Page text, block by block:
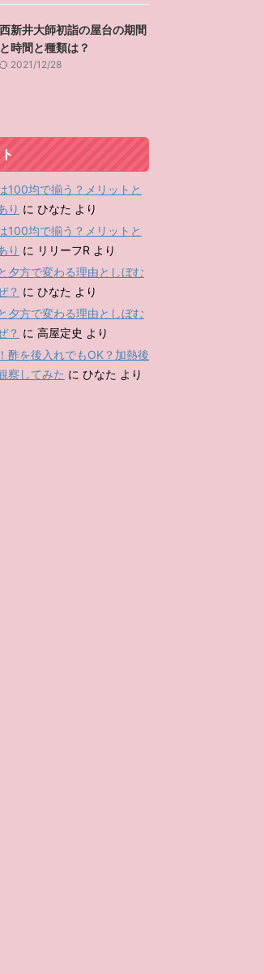
西新井大師初詣の屋台の期間
と時間と種類は？
2021/12/28
100均で揃う？メリットと
り に ひなた より
100均で揃う？メリットと
り に リリーフR より
夕方で変わる理由としぼむ
？ に ひなた より
夕方で変わる理由としぼむ
？ に 高屋定史 より
酢を後入れでもOK？加熱後
察してみた に ひなた より